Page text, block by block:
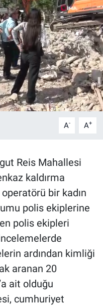
A- A+
Reis Mahallesi
kaldırma
bir kadın
polis ekiplerine
polis ekipleri
ardından kimliği
aranan 20
ait olduğu
cumhuriyet